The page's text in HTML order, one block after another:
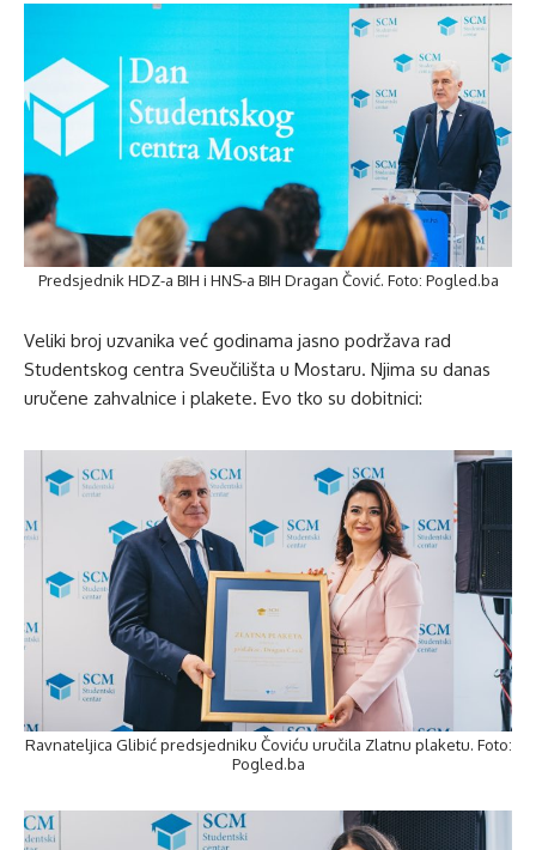
Predsjednik HDZ-a BIH i HNS-a BIH Dragan Čović. Foto: Pogled.ba
Veliki broj uzvanika već godinama jasno podržava rad
Studentskog centra Sveučilišta u Mostaru. Njima su danas
uručene zahvalnice i plakete. Evo tko su dobitnici:
Ravnateljica Glibić predsjedniku Čoviću uručila Zlatnu plaketu. Foto:
Pogled.ba